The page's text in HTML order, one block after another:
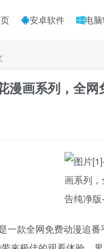
安卓软件 电
漫画系列，全
一款全网免费动漫追